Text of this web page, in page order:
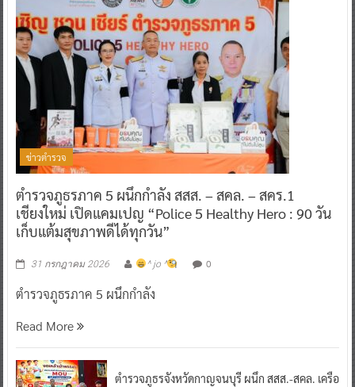
ข่าวตำรวจ
ตำรวจภูธรภาค 5 ผนึกกำลัง สสส. – สคล. – สคร.1
เชียงใหม่ เปิดแคมเปญ “Police 5 Healthy Hero : 90 วัน
เก็บแต้มสุขภาพดีได้ทุกวัน”
31 กรกฎาคม 2026 ^ jo ^ 0
ตำรวจภูธรภาค 5 ผนึกกำลัง
Read More
ตำรวจภูธรจังหวัดกาญจนบุรี ผนึก สสส.-สคล. เครือ